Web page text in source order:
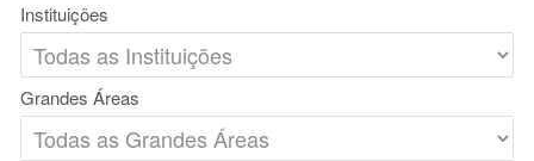
Instituições
Grandes Áreas